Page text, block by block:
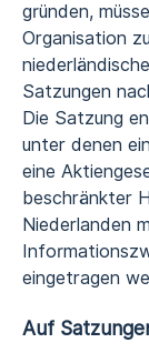
gründen,
Organisation
Satzungen
Die Satzung
unter denen
eine
beschränkter
Niederlanden
eingetragen
Auf